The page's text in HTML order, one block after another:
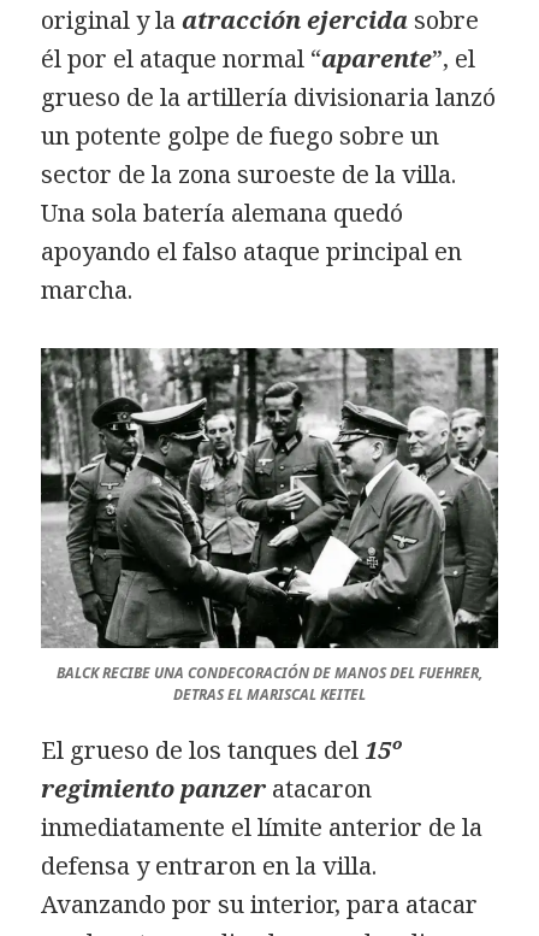
original y laatracción ejercidasobre
él por el ataque normal “aparente”, el
grueso de la artillería divisionaria lanzó
un potente golpe de fuego sobre un
sector de la zona suroeste de la villa.
Una sola batería alemana quedó
apoyando el falso ataque principal en
marcha.
BALCK RECIBE UNA CONDECORACIÓN DE MANOS DEL FUEHRER,
DETRAS EL MARISCAL KEITEL
El grueso de los tanques del 15º
regimiento panzer atacaron
inmediatamente el límite anterior de la
defensa y entraron en la villa.
Avanzando por su interior, para atacar